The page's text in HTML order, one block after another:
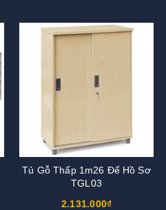
Tủ Gỗ Thấp 1m26 Để Hồ Sơ
TGL03
2.131.000₫